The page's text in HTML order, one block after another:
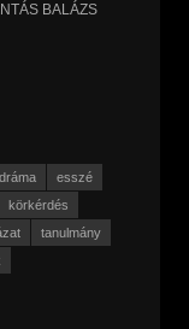
BALÁZS
dráma
esszé
körkérdés
tanulmány